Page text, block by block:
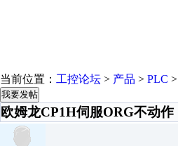
当前位置： 工控论坛 > 产品 > PLC >
我要发帖
欧姆龙CP1H伺服ORG不动作